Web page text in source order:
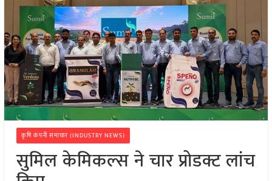
कृषि कंपनी समाचार (INDUSTRY NEWS)
सुमिल केमिकल्स ने चार प्रोडक्ट लांच